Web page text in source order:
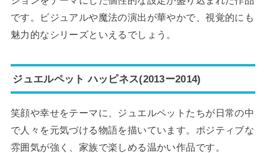
です。ビジュアルや魔法の演出が華やかで、視覚的にも
魅力的なシリーズといえるでしょう。
ジュエルペット ハッピネス(2013ー2014)
笑顔や幸せをテーマに、ジュエルペットたちが日常の中
で人々を元気づける物語を描いています。ポジティブな
雰囲気が強く、家族で楽しめる温かい作品です。